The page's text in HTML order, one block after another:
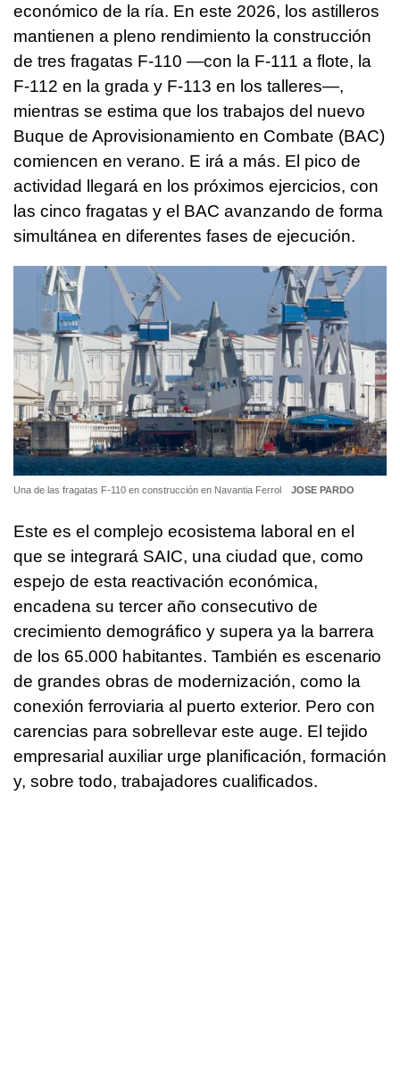
económico de la ría. En este 2026, los astilleros
mantienen a pleno rendimiento la construcción
de tres fragatas F-110 —con la F-111 a flote, la
F-112 en la grada y F-113 en los talleres—,
mientras se estima que los trabajos del nuevo
Buque de Aprovisionamiento en Combate (BAC)
comiencen en verano. E irá a más. El pico de
actividad llegará en los próximos ejercicios, con
las cinco fragatas y el BAC avanzando de forma
simultánea en diferentes fases de ejecución.
Una de las fragatas F-110 en construcción en Navantia Ferrol JOSE PARDO
Este es el complejo ecosistema laboral en el
que se integrará SAIC, una ciudad que, como
espejo de esta reactivación económica,
encadena su tercer año consecutivo de
crecimiento demográfico y supera ya la barrera
de los 65.000 habitantes. También es escenario
de grandes obras de modernización, como la
conexión ferroviaria al puerto exterior. Pero con
carencias para sobrellevar este auge. El tejido
empresarial auxiliar urge planificación, formación
y, sobre todo, trabajadores cualificados.